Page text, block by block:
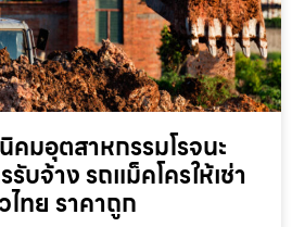
คมอุตสาหกรรมโรจนะ
บจ้าง รถแม็คโครให้เช่า
ทย ราคาถูก